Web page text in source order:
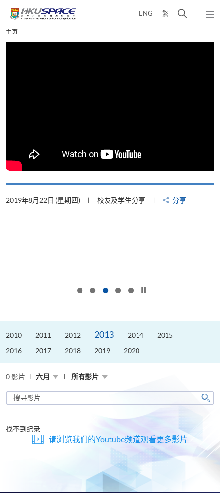
content
ENG 繁
弹
Main
content
主页
2019年8月22日 (星期四) 校友及学生分享 分享
2010 2011 2012 2013 2014
2015
2016
2017 2018 2019 2020
0 影片 六月 所有影片
搜
寻
片
搜
找不到纪录
请浏览我们的Youtube频道观看更多影片